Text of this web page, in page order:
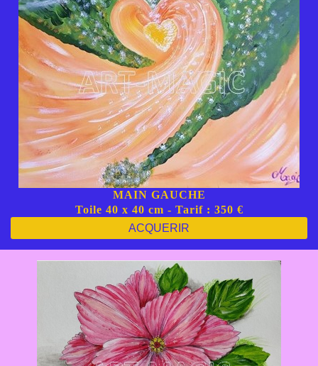
MAIN GAUCHE
Toile 40 x 40 cm - Tarif : 350 €
ACQUERIR